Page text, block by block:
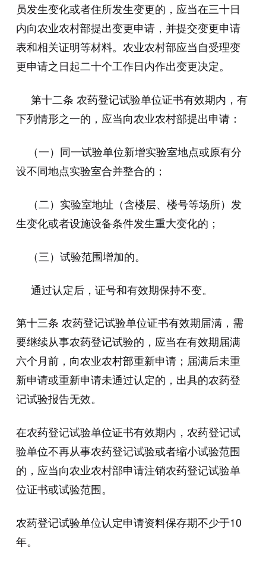
员发生变化或者住所发生变更的，应当在三十日
内向农业农村部提出变更申请，并提交变更申请
表和相关证明等材料。农业农村部应当自受理变
更申请之日起二十个工作日内作出变更决定。
第十二条 农药登记试验单位证书有效期内，有
下列情形之一的，应当向农业农村部提出申请：
（一）同一试验单位新增实验室地点或原有分
设不同地点实验室合并整合的；
（二）实验室地址（含楼层、楼号等场所）发
生变化或者设施设备条件发生重大变化的；
（三）试验范围增加的。
通过认定后，证号和有效期保持不变。
第十三条 农药登记试验单位证书有效期届满，需
要继续从事农药登记试验的，应当在有效期届满
六个月前，向农业农村部重新申请；届满后未重
新申请或重新申请未通过认定的，出具的农药登
记试验报告无效。
在农药登记试验单位证书有效期内，农药登记试
验单位不再从事农药登记试验或者缩小试验范围
的，应当向农业农村部申请注销农药登记试验单
位证书或试验范围。
农药登记试验单位认定申请资料保存期不少于10
年。